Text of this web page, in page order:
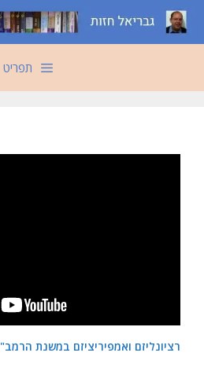
לדלג
לתוכן
תפריט
רציונליזם ואמפיריציזם במשנת